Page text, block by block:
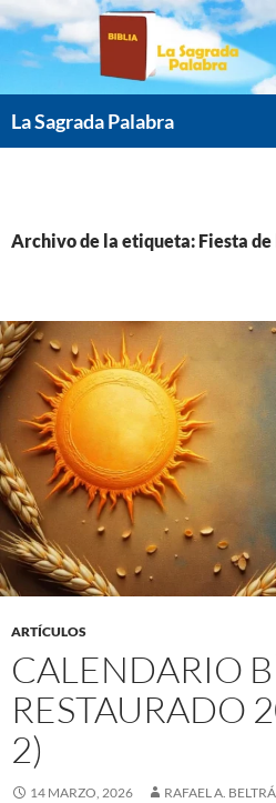
Saltar
contenido
La Sagrada Palabra
Archivo de la etiqueta: Fiesta de
ARTÍCULOS
CALENDARIO
RESTAURADO
2)
14 MARZO, 2026 RAFAEL A.